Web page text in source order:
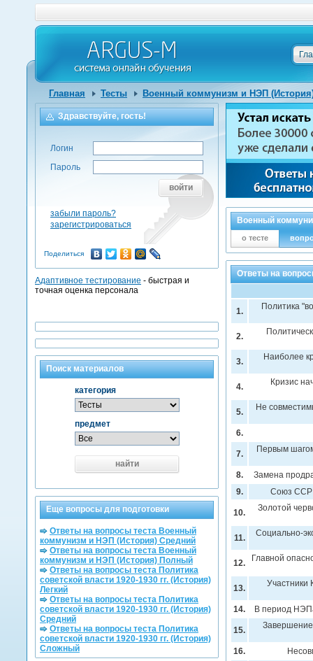
Главная Тесты Военный коммунизм и НЭП
Военный
о тесте
Ответы на
1. Политика
2.
3. Наиболее
4. Кризис
5. Не
6.
7. Первым
8.
Замена
9.
Союз ССР
10. Золотой
11. Социально-
12. Главной
13. Участники
14. В период
15.
16.
Здравствуйте, гость!
Логин
Пароль
войти
забыли пароль?
зарегистрироваться
Поделиться
Адаптивное тестирование - быстрая и
точная оценка персонала
Поиск материалов
категория
предмет
найти
Еще вопросы для подготовки
Ответы на вопросы теста Военный
коммунизм и НЭП (История) Средний
Ответы на вопросы теста Военный
коммунизм и НЭП (История) Полный
Ответы на вопросы теста Политика
советской власти 1920-1930 гг. (История)
Легкий
Ответы на вопросы теста Политика
советской власти 1920-1930 гг. (История)
Средний
Ответы на вопросы теста Политика
советской власти 1920-1930 гг. (История)
Сложный